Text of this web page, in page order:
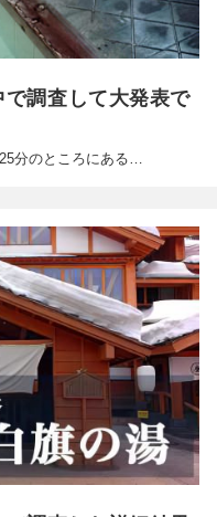
調査して大発表で
分のところにある…